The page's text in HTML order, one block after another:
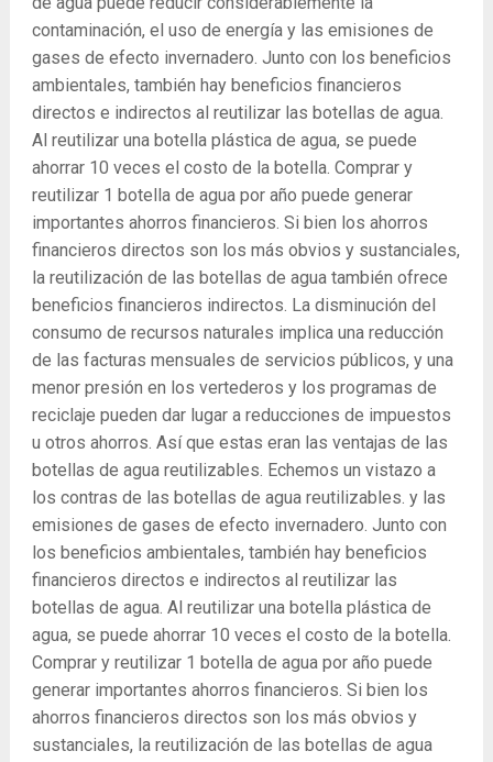
contaminación, el uso de energía y las emisiones de
gases de efecto invernadero. Junto con los beneficios
ambientales, también hay beneficios financieros
directos e indirectos al reutilizar las botellas de agua.
Al reutilizar una botella plástica de agua, se puede
ahorrar 10 veces el costo de la botella. Comprar y
reutilizar 1 botella de agua por año puede generar
importantes ahorros financieros. Si bien los ahorros
financieros directos son los más obvios y sustanciales,
la reutilización de las botellas de agua también ofrece
beneficios financieros indirectos. La disminución del
consumo de recursos naturales implica una reducción
de las facturas mensuales de servicios públicos, y una
menor presión en los vertederos y los programas de
reciclaje pueden dar lugar a reducciones de impuestos
u otros ahorros. Así que estas eran las ventajas de las
botellas de agua reutilizables. Echemos un vistazo a
los contras de las botellas de agua reutilizables. y las
emisiones de gases de efecto invernadero. Junto con
los beneficios ambientales, también hay beneficios
financieros directos e indirectos al reutilizar las
botellas de agua. Al reutilizar una botella plástica de
agua, se puede ahorrar 10 veces el costo de la botella.
Comprar y reutilizar 1 botella de agua por año puede
generar importantes ahorros financieros. Si bien los
ahorros financieros directos son los más obvios y
sustanciales, la reutilización de las botellas de agua